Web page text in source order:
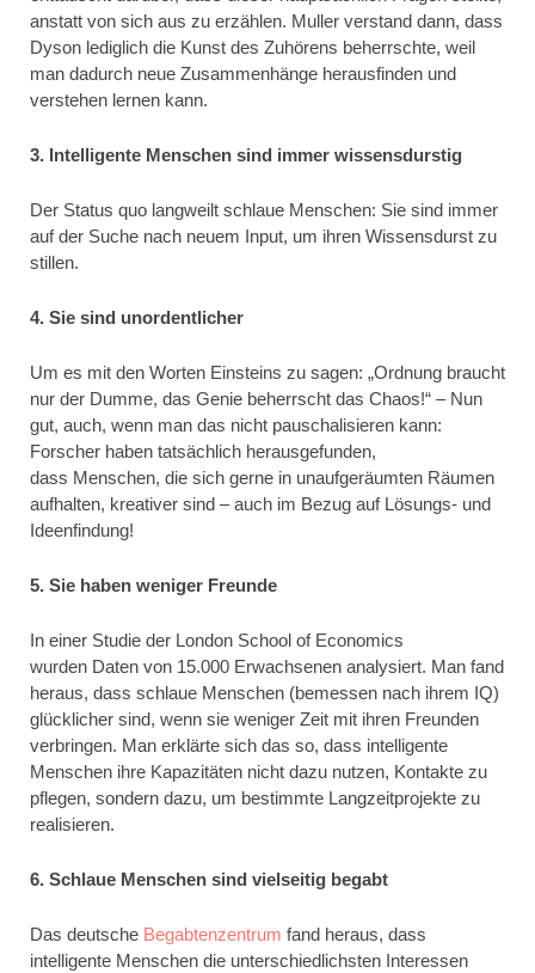
anstatt von sich aus zu erzählen. Muller verstand dann, dass
Dyson lediglich die Kunst des Zuhörens beherrschte, weil
man dadurch neue Zusammenhänge herausfinden und
verstehen lernen kann.
3. Intelligente Menschen sind immer wissensdurstig
Der Status quo langweilt schlaue Menschen: Sie sind immer
auf der Suche nach neuem Input, um ihren Wissensdurst zu
stillen.
4. Sie sind unordentlicher
Um es mit den Worten Einsteins zu sagen: „Ordnung braucht
nur der Dumme, das Genie beherrscht das Chaos!“ – Nun
gut, auch, wenn man das nicht pauschalisieren kann:
Forscher haben tatsächlich herausgefunden,
dass Menschen, die sich gerne in unaufgeräumten Räumen
aufhalten, kreativer sind – auch im Bezug auf Lösungs- und
Ideenfindung!
5. Sie haben weniger Freunde
In einer Studie der London School of Economics
wurden Daten von 15.000 Erwachsenen analysiert. Man fand
heraus, dass schlaue Menschen (bemessen nach ihrem IQ)
glücklicher sind, wenn sie weniger Zeit mit ihren Freunden
verbringen. Man erklärte sich das so, dass intelligente
Menschen ihre Kapazitäten nicht dazu nutzen, Kontakte zu
pflegen, sondern dazu, um bestimmte Langzeitprojekte zu
realisieren.
6. Schlaue Menschen sind vielseitig begabt
Das deutsche Begabtenzentrum fand heraus, dass
intelligente Menschen die unterschiedlichsten Interessen